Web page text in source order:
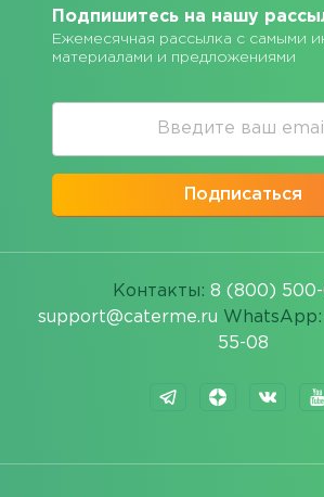
Подпишитесь на нашу
Ежемесячная рассылка с самыми
материалами и предложениями
Подписаться
Контакты: 8 (800) 500-
support@caterme.ru WhatsApp:
55-08